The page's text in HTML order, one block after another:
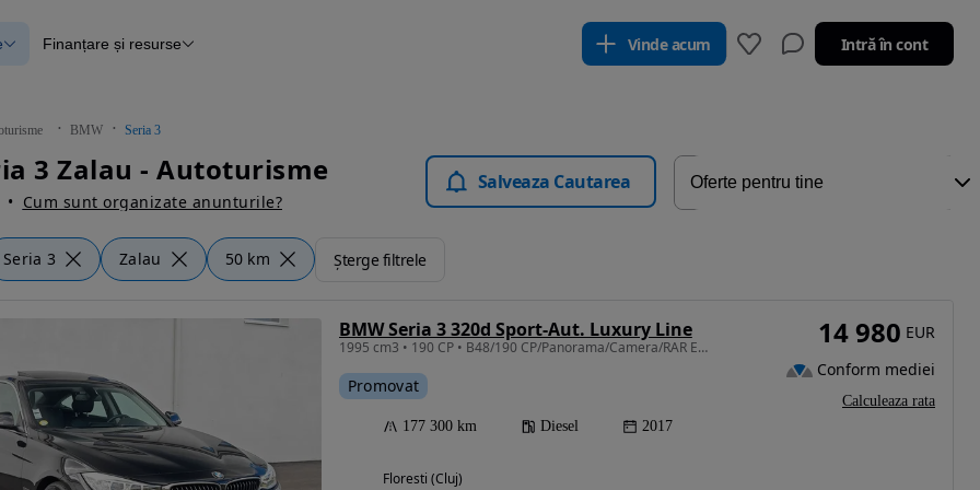
verificate
Blog Autovit.ro
Finanțare și resurse Vinde acum Intră în cont
BMW Seria 3
3 Zalau - Autoturisme
Cum sunt organizate anunturile?
Salveaza Cautarea
Seria 3 Zalau 50 km Șterge filtrele
BMW Seria 3 320d Sport-Aut. Luxury Line
1995 cm3 • 190 CP • B48/190 CP/Panorama/Camera/RAR Efectuat/Garantie/Rate/
Promovat
177 300 km Diesel 2017
Floresti (Cluj)
14 980 EUR
Conform mediei
Calculeaza rata